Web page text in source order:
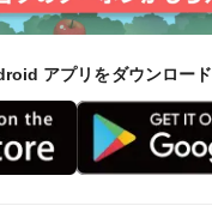
アプリをダウンロード